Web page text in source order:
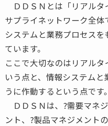
ＤＤＳＮとは「リアルタ
サプライネットワーク全
システムと業務プロセス
ています。
ここで大切なのはリアル
いう点と、情報システム
うに作動するという点です。
ＤＤＳＮは、?需要マネ
ント、?製品マネジメント